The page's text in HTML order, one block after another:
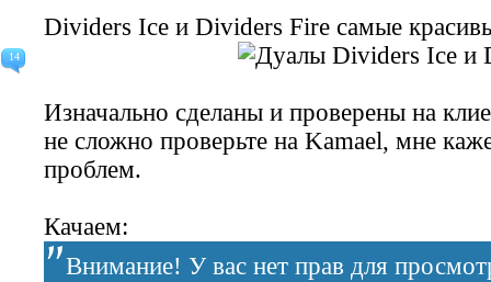
14
Dividers Ice и Dividers Fire самые
Изначально сделаны и проверены на
не сложно проверьте на Kamael, мне
проблем.
Качаем:
Внимание! У вас нет прав для